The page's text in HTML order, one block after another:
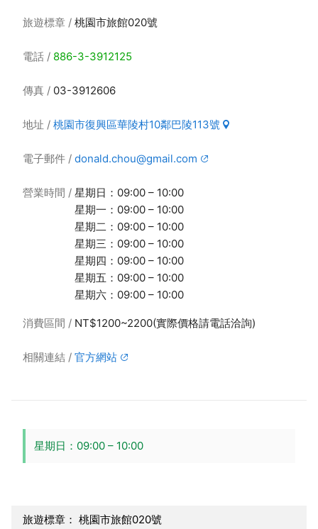
旅遊標章 桃園市旅館020號
電話 886-3-3912125
傳真 03-3912606
地址 桃園市復興區華陵村10鄰巴陵113號
電子郵件 donald.chou@gmail.com
營業時間
星期日：09:00 – 10:00
星期一：09:00 – 10:00
星期二：09:00 – 10:00
星期三：09:00 – 10:00
星期四：09:00 – 10:00
星期五：09:00 – 10:00
星期六：09:00 – 10:00
消費區間 NT$1200~2200(實際價格請電話洽詢)
相關連結 官方網站
星期日：09:00 – 10:00
旅遊標章： 桃園市旅館020號